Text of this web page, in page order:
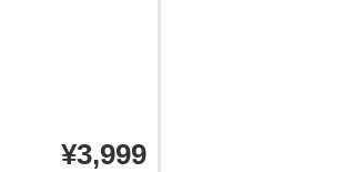
¥3,999